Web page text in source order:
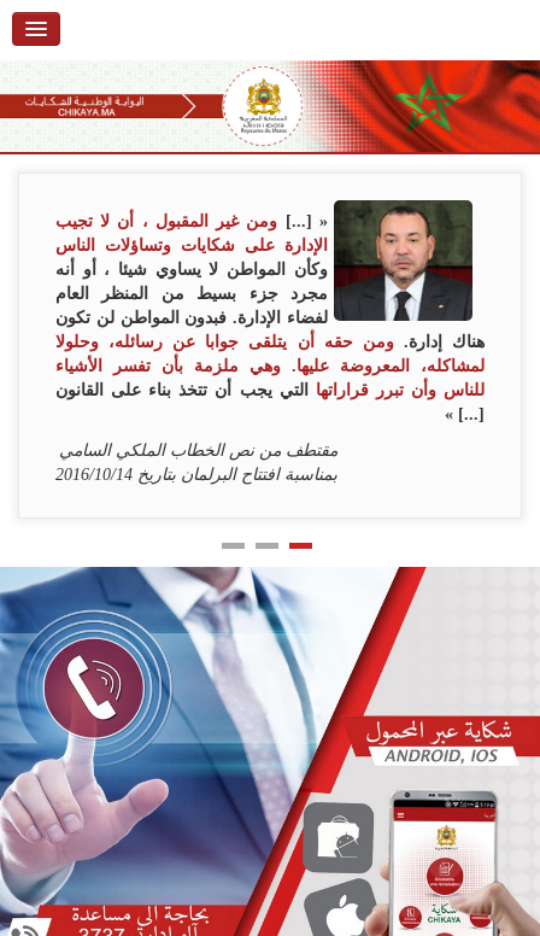
الرئيسية
حول البوابة
تقديم شكاية
تتبع شكاية
تقديم ملاحظة
تقديم إقتراح
أسئلة وأجوبة
« [...] ومن غير المقبول ، أن لا تجيب
الإدارة على شكايات وتساؤلات الناس
وكأن المواطن لا يساوي شيئا ، أو أنه
مجرد جزء بسيط من المنظر العام
لفضاء الإدارة. فبدون المواطن لن تكون
هناك إدارة. ومن حقه أن يتلقى جوابا عن رسائله، وحلولا
لمشاكله، المعروضة عليها. وهي ملزمة بأن تفسر الأشياء
للناس وأن تبرر قراراتها التي يجب أن تتخذ بناء على القانون
[...] »
مقتطف من نص الخطاب الملكي السامي
بمناسبة افتتاح البرلمان بتاريخ 2016/10/14